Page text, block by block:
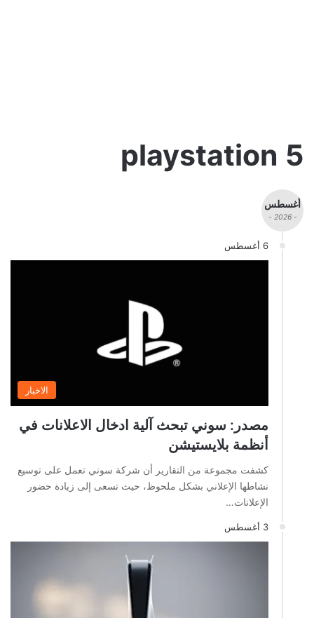
playstation 5
أغسطس
- 2026 -
6 أغسطس
الاخبار
مصدر: سوني تبحث آلية ادخال الاعلانات في
أنظمة بلايستيشن
كشفت مجموعة من التقارير أن شركة سوني تعمل على توسيع
نشاطها الإعلاني بشكل ملحوظ، حيث تسعى إلى زيادة حضور
الإعلانات…
3 أغسطس